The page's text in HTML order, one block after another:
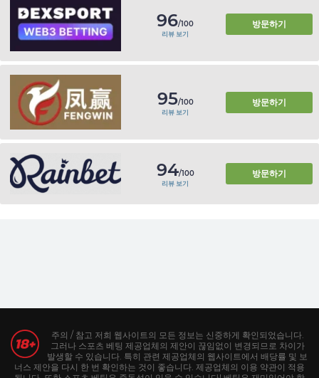
96/100
리뷰 보기
방문하기
95/100
리뷰 보기
방문하기
94/100
리뷰 보기
방문하기
주의 / 참고 저희 웹사이트의 모든 정보는 신중하게 확인되었습니다.
그러나 스포츠 베팅 제공업체의 제안이 끊임없이 변경되므로 차이가
발생할 수 있습니다. 특히 관련 제공업체의 웹사이트에서 배당률 및 보
너스 제안을 다시 한 번 확인하는 것이 좋습니다. 제공업체의 이용 약관이 적용